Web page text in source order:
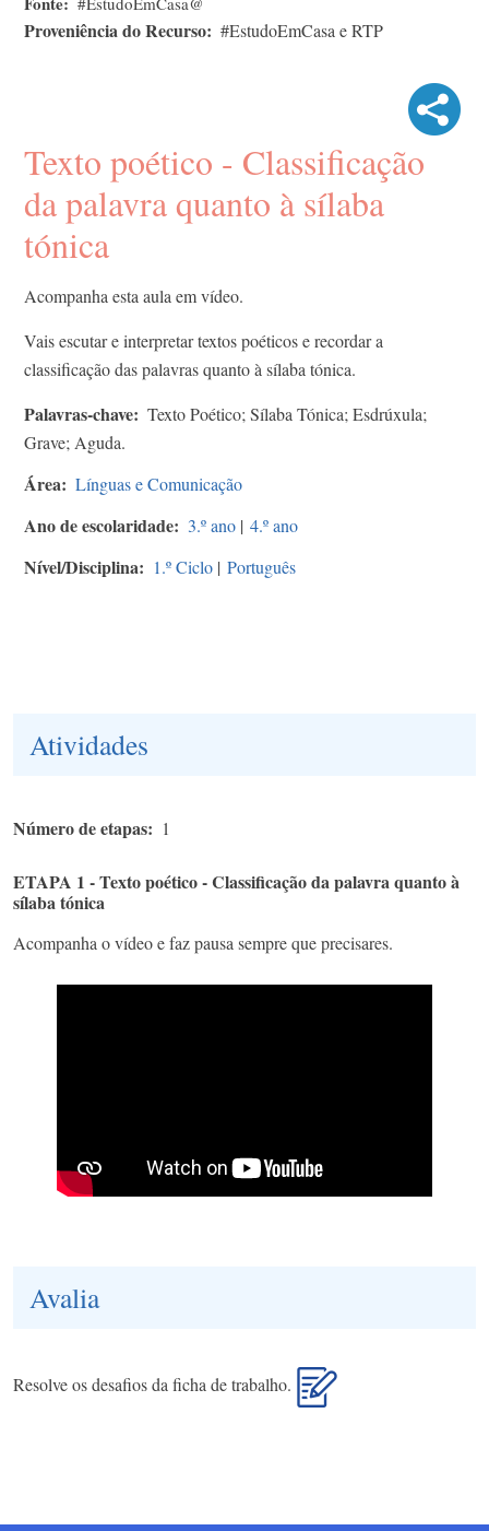
Proveniência do Recurso #EstudoEmCasa e RTP
Texto poético - Classificação
da palavra quanto à sílaba
tónica
Acompanha esta aula em vídeo.
Vais escutar e interpretar textos poéticos e recordar a
classificação das palavras quanto à sílaba tónica.
Palavras-chave
Texto Poético; Sílaba Tónica; Esdrúxula;
Grave; Aguda.
Área Línguas e Comunicação
Ano de escolaridade 3.º ano | 4.º ano
Nível/Disciplina 1.º Ciclo | Português
Atividades
Número de etapas 1
ETAPA 1 - Texto poético - Classificação da palavra quanto à
sílaba tónica
Acompanha o vídeo e faz pausa sempre que precisares.
Avalia
Resolve os desafios da ficha de trabalho.